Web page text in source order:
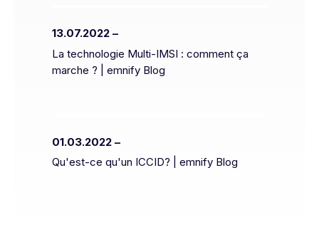
13.07.2022 –
La technologie Multi-IMSI : comment ça
marche ? | emnify Blog
01.03.2022 –
Qu'est-ce qu'un ICCID? | emnify Blog